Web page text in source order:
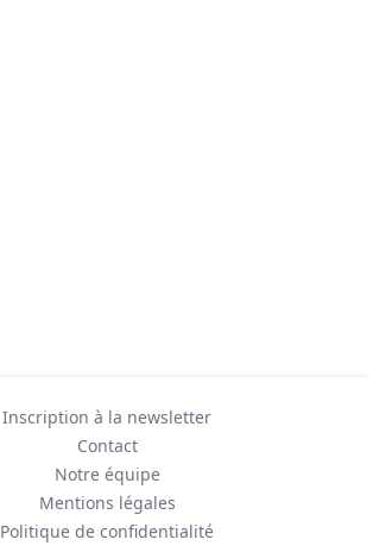
Inscription à la newsletter
Contact
Notre équipe
Mentions légales
Politique de confidentialité